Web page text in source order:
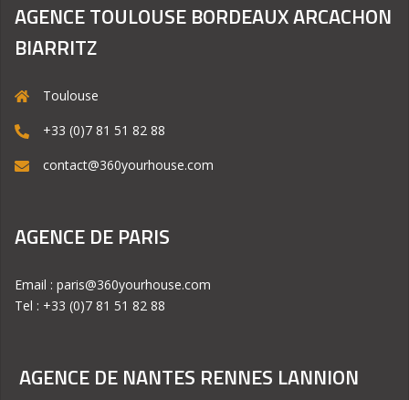
AGENCE TOULOUSE BORDEAUX ARCACHON
BIARRITZ
Toulouse
+33 (0)7 81 51 82 88
contact@360yourhouse.com
AGENCE DE PARIS
Email : paris@360yourhouse.com
Tel : +33 (0)7 81 51 82 88
AGENCE DE NANTES RENNES LANNION